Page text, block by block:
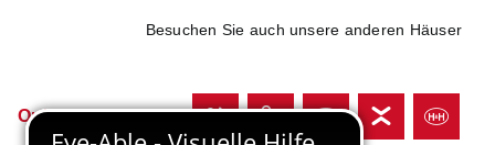
Besuchen Sie auch unsere anderen Häuser
Online shoppen